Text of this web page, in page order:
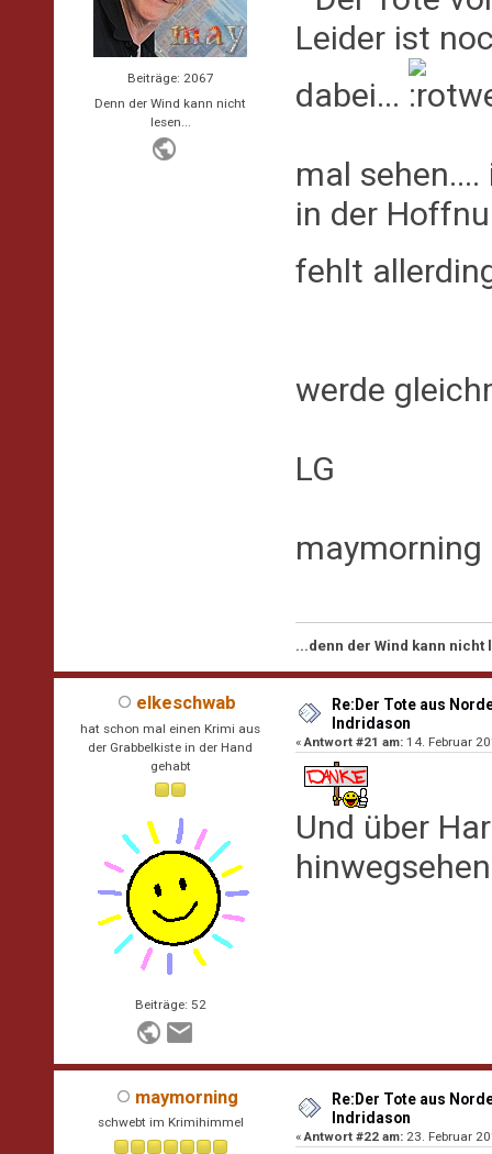
Beiträge: 2067
Denn der Wind kann nicht
lesen...
Leider ist
dabei...
mal
in der
fehlt
werde
LG
maymorning
...denn der Wind kann nicht
elkeschwab
hat schon mal einen Krimi aus
der Grabbelkiste in der Hand
gehabt
Beiträge: 52
Re:Der Tote aus
Indridason
«Antwort #21 am: 14. Februar
Und über
maymorning
schwebt im Krimihimmel
Re:Der Tote aus
Indridason
«Antwort #22 am: 23. Februar